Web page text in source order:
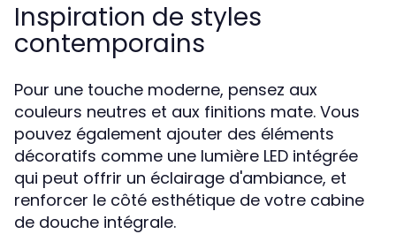
Inspiration de styles
contemporains
Pour une touche moderne, pensez aux
couleurs neutres et aux finitions mate. Vous
pouvez également ajouter des éléments
décoratifs comme une lumière LED intégrée
qui peut offrir un éclairage d'ambiance, et
renforcer le côté esthétique de votre cabine
de douche intégrale.